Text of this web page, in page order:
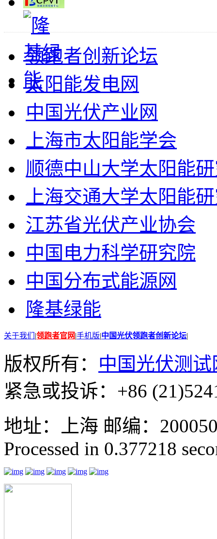
领跑者创新论坛
太阳能发电网
中国光伏产业网
上海市太阳能学会
顺德中山大学太阳能
上海交通大学太阳能
江苏省光伏产业协会
中国电力科学研究院
中国分布式能源网
隆基绿能
关于我们 |领跑者官网|手机版|中国光伏领跑者创新论坛|
版权所有： 中国光伏测试
紧急或投诉：+86
地址：上海 邮编：
Processed in 0.377218